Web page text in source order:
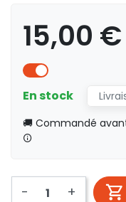
15,00 €
En stock
🚚 Commandé
- +